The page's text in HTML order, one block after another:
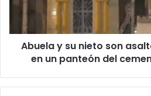
Abuela y su nieto son
en un panteón del